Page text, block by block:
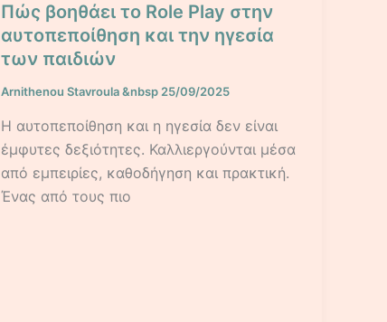
Πώς βοηθάει το Role Play στην
αυτοπεποίθηση και την ηγεσία
των παιδιών
Arnithenou Stavroula&nbsp25/09/2025
Η αυτοπεποίθηση και η ηγεσία δεν είναι
έμφυτες δεξιότητες. Καλλιεργούνται μέσα
από εμπειρίες, καθοδήγηση και πρακτική.
Ένας από τους πιο